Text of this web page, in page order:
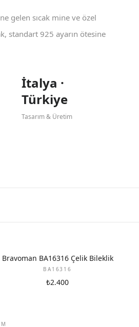
gelen sıcak mine ve özel
standart 925 ayarın ötesine
İtalya ·
Türkiye
Tasarım & Üretim
Bravoman BA16316 Çelik Bileklik
BA16316
₺2.400